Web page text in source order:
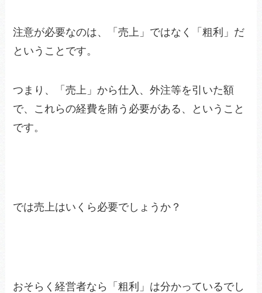
注意が必要なのは、「売上」ではなく「粗利」だ
ということです。
つまり、「売上」から仕入、外注等を引いた額
で、これらの経費を賄う必要がある、ということ
です。
では売上はいくら必要でしょうか？
おそらく経営者なら「粗利」は分かっているでし